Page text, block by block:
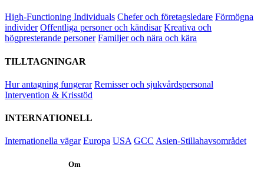
High-Functioning Individuals Chefer och företagsledare Förmögna
individer Offentliga personer och kändisar Kreativa och
högpresterande personer Familjer och nära och kära
TILLTAGNINGAR
Hur antagning fungerar Remisser och sjukvårdspersonal
Intervention & Krisstöd
INTERNATIONELL
Internationella vägar Europa USA GCC Asien-Stillahavsområdet
Om